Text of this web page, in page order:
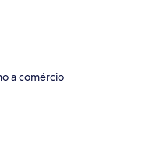
a comércio